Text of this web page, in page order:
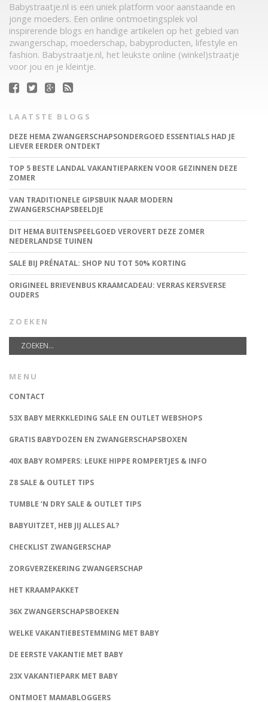
Babystraatje.nl is een uniek platform voor aanstaande en
jonge moeders. Een online ontmoetingsplek vol
inspirerende blogs en handige artikelen op het gebied van
zwangerschap, moederschap, babyproducten, lifestyle en
fashion. Babystraatje.nl, het leukste online (winkel)straatje
voor jou en je kleintje.
LAATSTE BLOGS
DEZE HEMA ZWANGERSCHAPSONDERGOED ESSENTIALS HAD JE
LIEVER EERDER ONTDEKT
TOP 5 BESTE LANDAL VAKANTIEPARKEN VOOR GEZINNEN DEZE
ZOMER
VAN TRADITIONELE GIPSBUIK NAAR MODERN
ZWANGERSCHAPSBEELDJE
DIT HEMA BUITENSPEELGOED VEROVERT DEZE ZOMER
NEDERLANDSE TUINEN
SALE BIJ PRÉNATAL: SHOP NU TOT 50% KORTING
ORIGINEEL BRIEVENBUS KRAAMCADEAU: VERRAS KERSVERSE
OUDERS
ZOEKEN
MENU
CONTACT
53X BABY MERKKLEDING SALE EN OUTLET WEBSHOPS
GRATIS BABYDOZEN EN ZWANGERSCHAPSBOXEN
40X BABY ROMPERS: LEUKE HIPPE ROMPERTJES & INFO
Z8 SALE & OUTLET TIPS
TUMBLE ‘N DRY SALE & OUTLET TIPS
BABYUITZET, HEB JIJ ALLES AL?
CHECKLIST ZWANGERSCHAP
ZORGVERZEKERING ZWANGERSCHAP
HET KRAAMPAKKET
36X ZWANGERSCHAPSBOEKEN
WELKE VAKANTIEBESTEMMING MET BABY
DE EERSTE VAKANTIE MET BABY
23X VAKANTIEPARK MET BABY
ONTMOET MAMABLOGGERS